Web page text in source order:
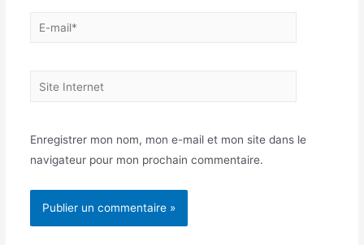
E-
Site
Enregistrer mon nom, mon e-mail et mon site dans le
navigateur pour mon prochain commentaire.